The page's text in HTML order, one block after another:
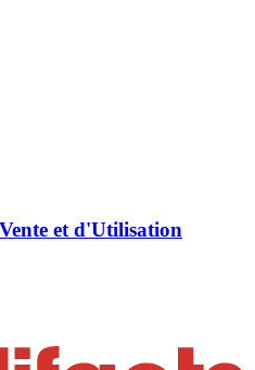
et d'Utilisation